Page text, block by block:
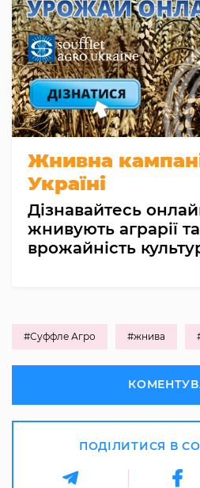
Жнивна
Україні
Дізнавайтесь
жнивують аграрії
врожайність
#Суффле Агро #жнива
ПОДІЛИТИСЯ В